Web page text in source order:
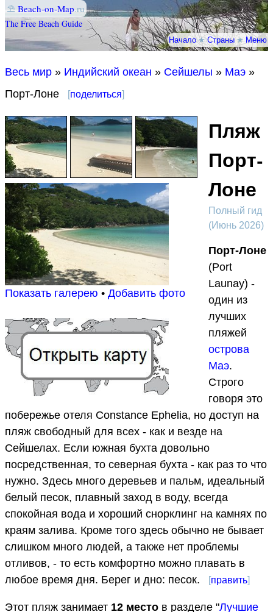
⛱ Beach-on-Map.ru
The Free Beach Guide
Начало★Страны★Меню
Весь мир » Индийский океан » Сейшелы » Маэ »
Порт-Лоне
[поделиться]
Показать галерею • Добавить фото
Пляж
Порт-
Лоне
Полный гид
(Июнь 2026)
Порт-Лоне
(Port
Launay) -
один из
лучших
пляжей
острова
Маэ.
Строго
говоря это
побережье отеля Constance Ephelia, но доступ на
пляж свободный для всех - как и везде на
Сейшелах. Если южная бухта довольно
посредственная, то северная бухта - как раз то что
нужно. Здесь много деревьев и пальм, идеальный
белый песок, плавный заход в воду, всегда
спокойная вода и хороший снорклинг на камнях по
краям залива. Кроме того здесь обычно не бывает
слишком много людей, а также нет проблемы
отливов, - то есть комфортно можно плавать в
любое время дня. Берег и дно: песок.
[править]
Этот пляж занимает 12 место в разделе "Лучшие